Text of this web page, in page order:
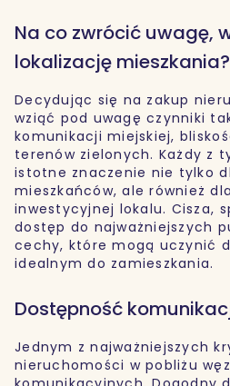
Na co zwrócić uwagę,
lokalizację mieszkania?
Decydując się na zakup
wziąć pod uwagę czynniki
komunikacji miejskiej,
terenów zielonych. Każdy z
istotne znaczenie nie tylko
mieszkańców, ale również
inwestycyjnej lokalu. Cisza,
dostęp do najważniejszych
cechy, które mogą uczynić
idealnym do zamieszkania.
Dostępność
Jednym z najważniejszych
nieruchomości w pobliżu